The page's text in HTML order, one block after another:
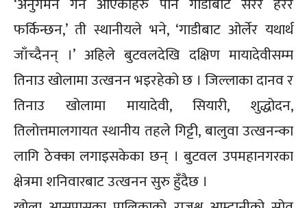
फर्किन्छन,’ ती स्थानीयले भने, ‘गाडीबाट ओर्लेर यथार्थ
जाँच्दैनन् ।’ अहिले बुटवलदेखि दक्षिण मायादेवीसम्म
तिनाउ खोलामा उत्खनन भइरहेको छ । जिल्लाका दानव र
तिनाउ खोलामा मायादेवी, सियारी, शुद्धोदन,
तिलोत्तमालगायत स्थानीय तहले गिट्टी, बालुवा उत्खनन्का
लागि ठेक्का लगाइसकेका छन् । बुटवल उपमहानगरका
क्षेत्रमा शनिवारबाट उत्खनन सुरु हुँदैछ ।